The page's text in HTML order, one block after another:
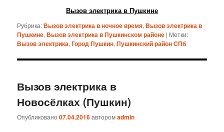
Вызов электрика в Пушкине
Рубрика:Вызов электрика в ночное время,Вызов электрика в
Пушкине,Вызов электрика в Пушкинском районе | Метки:
Вызов электрика,Город Пушкин,Пушкинский район СПб
Вызов электрика в
Новосёлках (Пушкин)
Опубликовано07.04.2016авторомadmin